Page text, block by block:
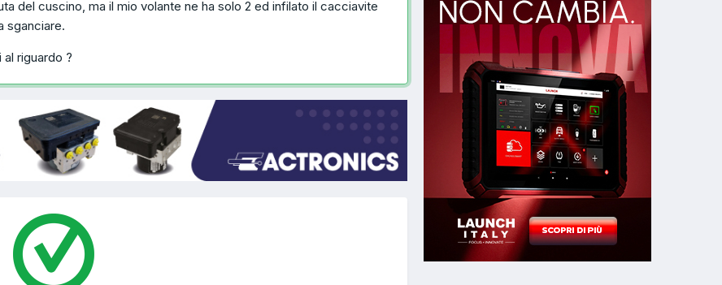
del cuscino, ma il mio volante ne ha solo 2 ed infilato il cacciavite
sganciare.
riguardo ?